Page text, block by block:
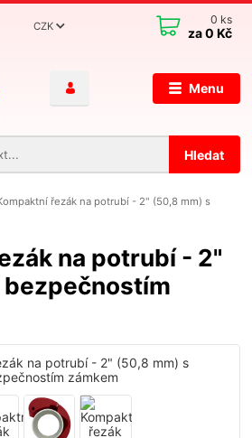
Menu
CZK
Hledat
0 ks
za0 Kč
řezák na potrubí - 2" (50,8 mm) s
na potrubí - 2"